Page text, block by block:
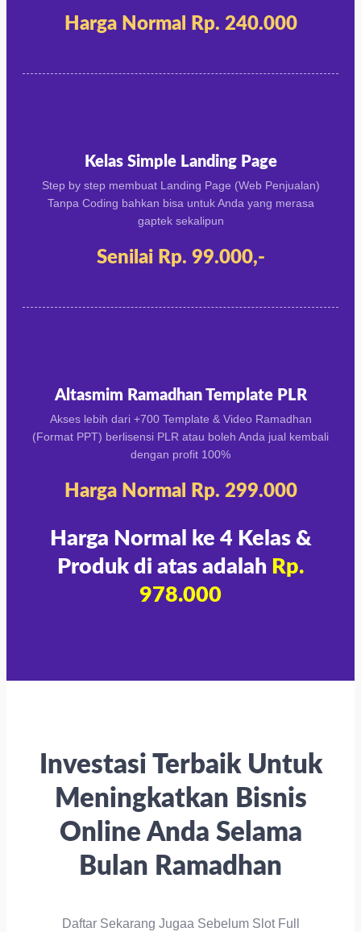
Harga Normal Rp. 240.000
Kelas Simple Landing Page
Step by step membuat Landing Page (Web Penjualan)
Tanpa Coding bahkan bisa untuk Anda yang merasa
gaptek sekalipun
Senilai Rp. 99.000,-
Altasmim Ramadhan Template PLR
Akses lebih dari +700 Template & Video Ramadhan
(Format PPT) berlisensi PLR atau boleh Anda jual kembali
dengan profit 100%
Harga Normal Rp. 299.000
Harga Normal ke 4 Kelas &
Produk di atas adalah Rp.
978.000
Investasi Terbaik Untuk
Meningkatkan Bisnis
Online Anda Selama
Bulan Ramadhan
Daftar Sekarang Jugaa Sebelum Slot Full